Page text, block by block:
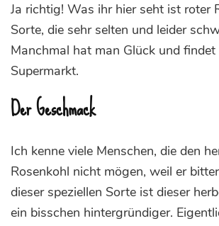
Ja richtig! Was ihr hier seht ist roter
Sorte, die sehr selten und leider
Manchmal hat man Glück und
Supermarkt.
Der Geschmack
Ich kenne viele Menschen, die den
Rosenkohl nicht mögen, weil er
dieser speziellen Sorte ist dieser
ein bisschen hintergründiger.